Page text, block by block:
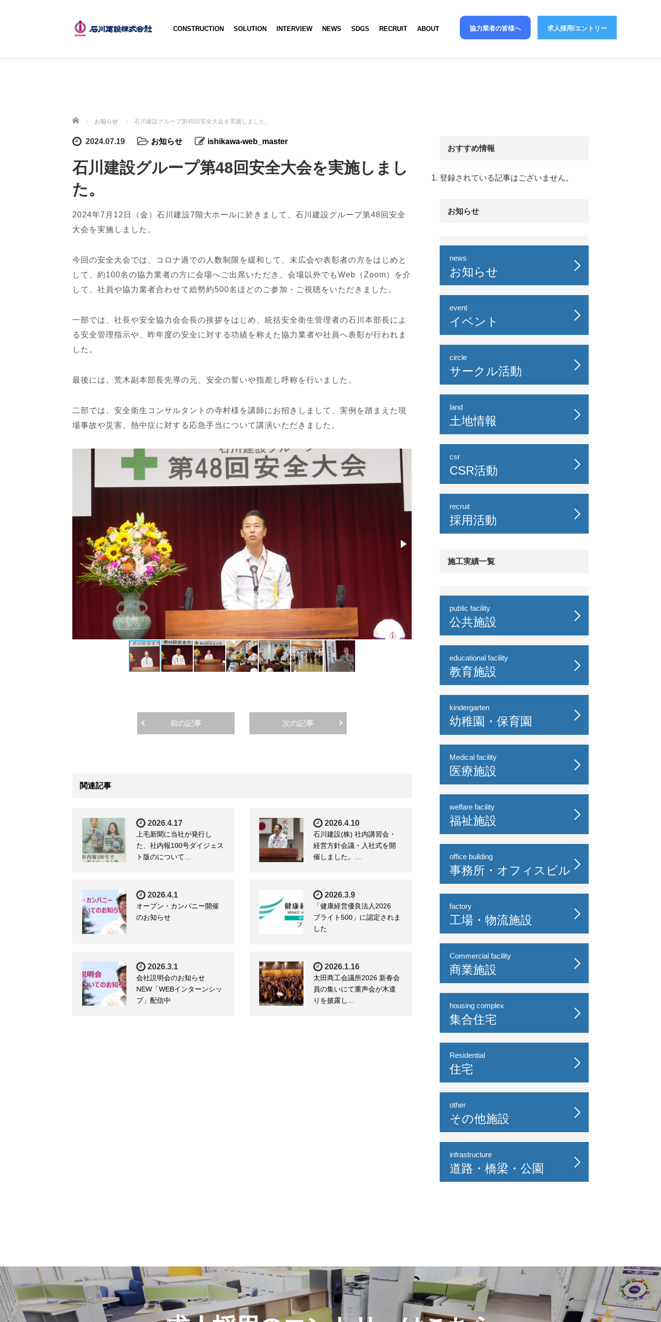
CONSTRUCTION SOLUTION INTERVIEW NEWS SDGS RECRUIT ABOUT 協力業者の皆様へ 求人採用/エントリー
ホーム お知らせ 石川建設グループ第48回安全大会を実施しました。
2024.07.19 お知らせ ishikawa-web_master
石川建設グループ第48回安全大会を実施しまし
た。
2024年7月12日（金）石川建設7階大ホールに於きまして、石川建設グループ第48回安全
大会を実施しました。
今回の安全大会では、コロナ過での人数制限を緩和して、末広会や表彰者の方をはじめと
して、約100名の協力業者の方に会場へご出席いただき、会場以外でもWeb（Zoom）を介
して、社員や協力業者合わせて総勢約500名ほどのご参加・ご視聴をいただきました。
一部では、社長や安全協力会会長の挨拶をはじめ、統括安全衛生管理者の石川本部長によ
る安全管理指示や、昨年度の安全に対する功績を称えた協力業者や社員へ表彰が行われま
した。
最後には、荒木副本部長先導の元、安全の誓いや指差し呼称を行いました。
二部では、安全衛生コンサルタントの寺村様を講師にお招きしまして、実例を踏まえた現
場事故や災害、熱中症に対する応急手当について講演いただきました。
前の記事 次の記事
関連記事
2026.4.17
上毛新聞に当社が発行し
た、社内報100号ダイジェス
ト版のについて…
2026.4.10
石川建設(株) 社内講習会・
経営方針会議・入社式を開
催しました。…
2026.4.1
オープン・カンパニー開催
のお知らせ
2026.3.9
「健康経営優良法人2026
ブライト500」に認定されま
した
2026.3.1
会社説明会のお知らせ
NEW「WEBインターンシッ
プ」配信中
2026.1.16
太田商工会議所2026 新春会
員の集いにて重声会が木遣
りを披露し…
おすすめ情報
登録されている記事はございません。
お知らせ
news
お知らせ
event
イベント
circle
サークル活動
land
土地情報
csr
CSR活動
recruit
採用活動
施工実績一覧
public facility
公共施設
educational facility
教育施設
kindergarten
幼稚園・保育園
Medical facility
医療施設
welfare facility
福祉施設
office building
事務所・オフィスビル
factory
工場・物流施設
Commercial facility
商業施設
housing complex
集合住宅
Residential
住宅
other
その他施設
infrastructure
道路・橋梁・公園